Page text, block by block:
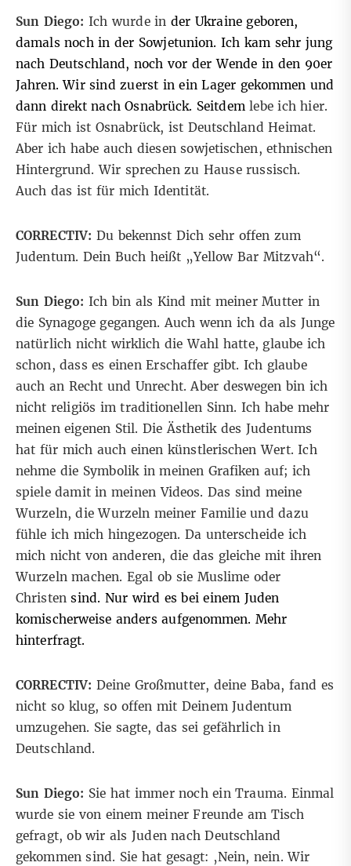
Sun Diego:Ich wurde inder Ukraine geboren,
damals noch in der Sowjetunion. Ich kam sehr jung
nach Deutschland, noch vor der Wende in den 90er
Jahren. Wir sind zuerst in ein Lager gekommen und
dann direkt nach Osnabrück. Seitdemlebe ich hier.
Für mich ist Osnabrück, ist Deutschland Heimat.
Aber ich habe auch diesen sowjetischen, ethnischen
Hintergrund. Wir sprechen zu Hause russisch.
Auch das ist für mich Identität.
CORRECTIV: Du bekennst Dich sehr offen zum
Judentum. Dein Buch heißt „Yellow Bar Mitzvah“.
Sun Diego:Ich bin als Kind mit meiner Mutter in
die Synagoge gegangen. Auch wenn ich da als Junge
natürlich nicht wirklich die Wahl hatte, glaube ich
schon, dass es einen Erschaffer gibt. Ich glaube
auch an Recht und Unrecht. Aber deswegen bin ich
nicht religiös im traditionellen Sinn. Ich habe mehr
meinen eigenen Stil. Die Ästhetik des Judentums
hat für mich auch einen künstlerischen Wert. Ich
nehme die Symbolik in meinen Grafiken auf; ich
spiele damit in meinen Videos. Das sind meine
Wurzeln, die Wurzeln meiner Familie und dazu
fühle ich mich hingezogen. Da unterscheide ich
mich nicht von anderen, die das gleiche mit ihren
Wurzeln machen. Egal ob sie Muslime oder
Christensind. Nur wird es bei einem Juden
komischerweise anders aufgenommen. Mehr
hinterfragt.
CORRECTIV: Deine Großmutter, deine Baba, fand es
nicht so klug, so offen mit Deinem Judentum
umzugehen. Sie sagte, das sei gefährlich in
Deutschland.
Sun Diego: Sie hat immer noch ein Trauma. Einmal
wurde sie von einem meiner Freunde am Tisch
gefragt, ob wir als Juden nach Deutschland
gekommen sind. Sie hat gesagt: ‚Nein, nein. Wir